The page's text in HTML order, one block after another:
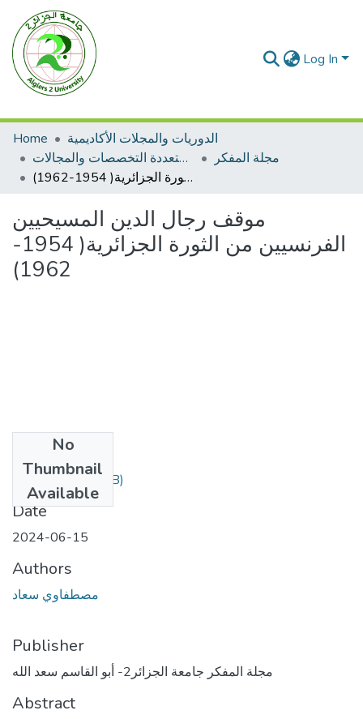
Log In
Home
الدوريات والمجلات الأكاديمية
مجلات متعددة التخصصات والمجالات
مجلة المفكر
موقف رجال الدين المسيحيين الفرنسيين من الثورة الجزائرية( 1954-1962)
موقف رجال الدين المسيحيين
الفرنسيين من الثورة الجزائرية( 1954-
1962)
No
Thumbnail
Available
13.pdf(763.97 KB)
Date
2024-06-15
Authors
مصطفاوي سعاد
Publisher
مجلة المفكر جامعة الجزائر2- أبو القاسم سعد الله
Abstract